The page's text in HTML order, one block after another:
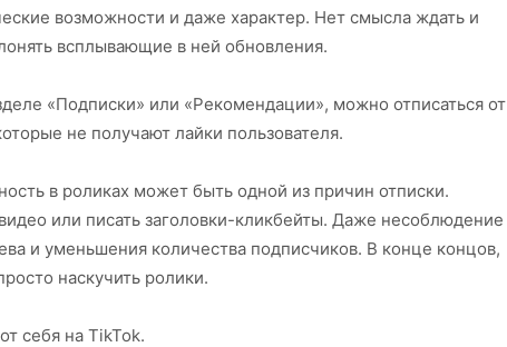
возможности и даже характер. Нет смысла ждать и
всплывающие в ней обновления.
«Подписки» или «Рекомендации», можно отписаться от
не получают лайки пользователя.
в роликах может быть одной из причин отписки.
или писать заголовки-кликбейты. Даже несоблюдение
и уменьшения количества подписчиков. В конце концов,
наскучить ролики.
себя на TikTok.